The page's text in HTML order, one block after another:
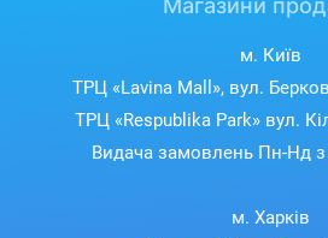
Магазини
м. Київ
ТРЦ «Lavina Mall», вул.
ТРЦ «Respublika Park» вул.
Видача замовлень Пн-Нд з
м. Харків